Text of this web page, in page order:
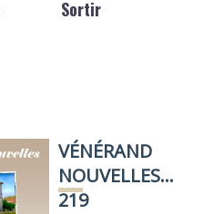
Sortir
VÉNÉRAND
NOUVELLES
219